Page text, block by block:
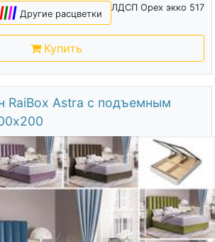
ЛДСП Орех экко 517
|||| Другие расцветки
Купить
RaiBox Astra с подъемным